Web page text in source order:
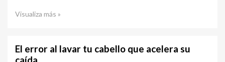
Visualiza más »
El error al lavar tu cabello que acelera su
caída